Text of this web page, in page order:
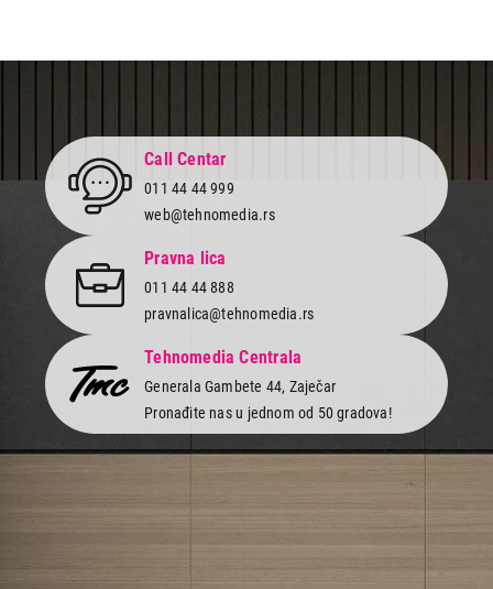
Call Centar
011 44 44 999
web@tehnomedia.rs
Pravna lica
011 44 44 888
pravnalica@tehnomedia.rs
Tehnomedia Centrala
Generala Gambete 44, Zaječar
Pronađite nas u jednom od 50 gradova!